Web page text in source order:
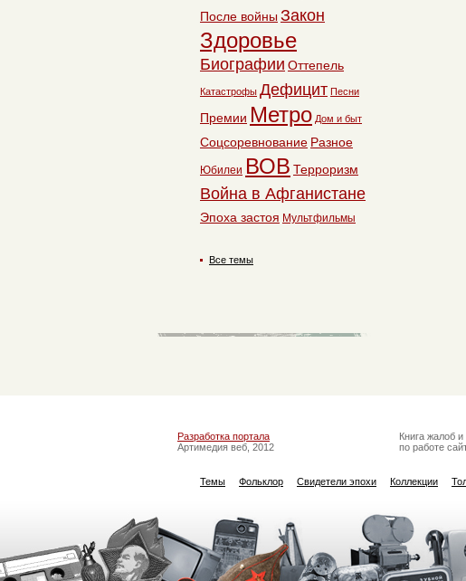
После войны Закон
Здоровье
Биографии Оттепель
Катастрофы Дефицит Песни
Премии Метро Дом и быт
Соцсоревнование Разное
Юбилеи ВОВ Терроризм
Война в Афганистане
Эпоха застоя Мультфильмы
Все темы
Разработка портала
Артимедия веб, 2012
Книга жалоб
по работе
Темы Фольклор Свидетели эпохи Коллекции